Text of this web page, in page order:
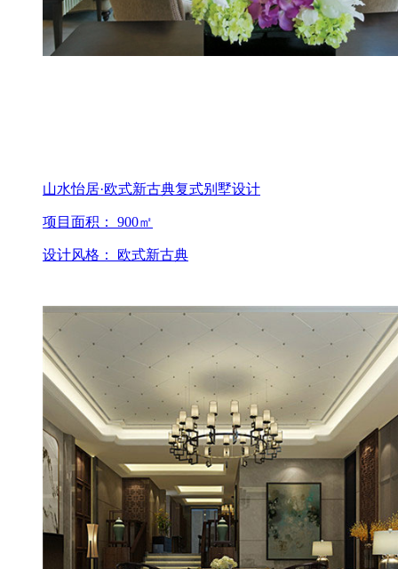
山水怡居·欧式新古典复式别墅设计
项目面积： 900㎡
设计风格： 欧式新古典